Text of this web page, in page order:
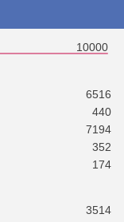
10000
6516
440
7194
352
174
3514